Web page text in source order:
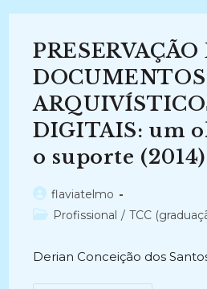
(2011-
PRESERVAÇÃO
DOCUMENTOS
DIGITAIS: um
o suporte (2014)
Autor
do
flaviatelmo
Categoria
Profissional / TCC
Derian Conceição dos